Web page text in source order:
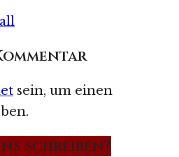
sein, um einen
schreiben?